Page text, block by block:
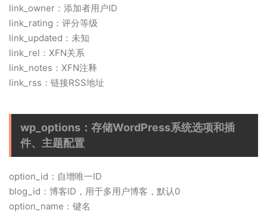
link_owner：添加者用户ID
link_rating：评分等级
link_updated：未知
link_rel：XFN关系
link_notes：XFN注释
link_rss：链接RSS地址
wp_options：存储WordPress系统选项和插
件、主题配置
option_id：自增唯一ID
blog_id：博客ID，用于多用户博客，默认0
option_name：键名